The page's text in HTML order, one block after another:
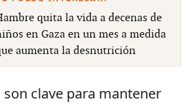
quita la vida a decenas de
en Gaza en un mes a medida
aumenta la desnutrición
clave para mantener